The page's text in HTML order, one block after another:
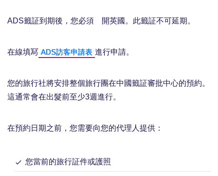
ADS籤証到期後，您必須離開英國。此籤証不可延期。
在線填冩 ADS訪客申請表 進行申請。
您的旅行社將安排整個旅行團在中國籤証審批中心的預約。
這通常會在出髮前至少3週進行。
在預約日期之前，您需要向您的代理人提供：
您當前的旅行証件或護照